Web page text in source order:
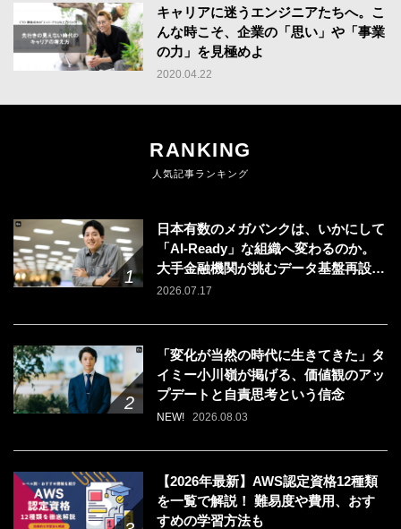
キャリアに迷うエンジニアたちへ。こ
んな時こそ、企業の「思い」や「事業
の力」を見極めよ
2020.04.22
RANKING
人気記事ランキング
日本有数のメガバンクは、いかにして
「AI-Ready」な組織へ変わるのか。
大手金融機関が挑むデータ基盤再設計
のリアル
2026.07.17
「変化が当然の時代に生きてきた」タ
イミー小川嶺が掲げる、価値観のアッ
プデートと自責思考という信念
NEW! 2026.08.03
【2026年最新】AWS認定資格12種類
を一覧で解説！ 難易度や費用、おす
すめの学習方法も